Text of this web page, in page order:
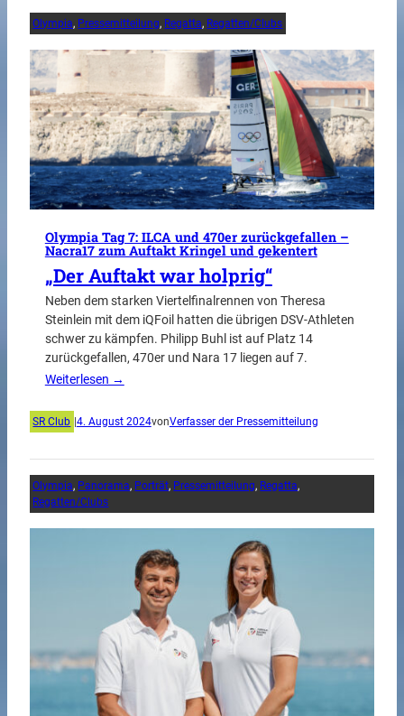
Olympia, Pressemitteilung, Regatta, Regatten/Clubs
Olympia Tag 7: ILCA und 470er zurückgefallen –
Nacra17 zum Auftakt Kringel und gekentert
„Der Auftakt war holprig“
Neben dem starken Viertelfinalrennen von Theresa
Steinlein mit dem iQFoil hatten die übrigen DSV-Athleten
schwer zu kämpfen. Philipp Buhl ist auf Platz 14
zurückgefallen, 470er und Nara 17 liegen auf 7.
Weiterlesen →
SR Club 4. August 2024vonVerfasser der Pressemitteilung
Olympia, Panorama, Porträt, Pressemitteilung, Regatta
Regatten/Clubs